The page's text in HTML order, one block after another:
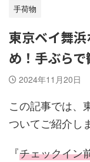
手荷物
東京ベイ舞
め！手ぶら
2024年11月20日
この記事では、
ついてご紹介し
『チェックイン